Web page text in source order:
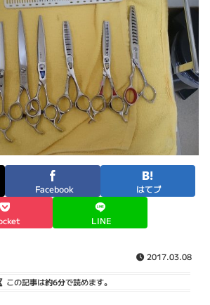
Facebook はてブ
LINE
2017.03.08
この記事は約6分で読めます。